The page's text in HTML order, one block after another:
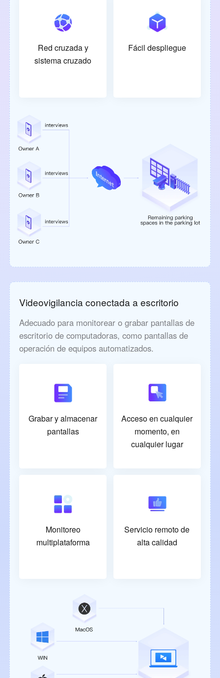
Red cruzada y
sistema cruzado
Fácil despliegue
Videovigilancia conectada a escritorio
Adecuado para monitorear o grabar pantallas de
escritorio de computadoras, como pantallas de
operación de equipos automatizados.
Grabar y almacenar
pantallas
Acceso en cualquier
momento, en
cualquier lugar
Monitoreo
multiplataforma
Servicio remoto de
alta calidad